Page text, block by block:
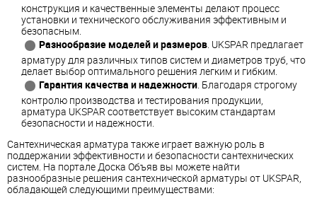
конструкция и качественные элементы делают процесс
установки и технического обслуживания эффективным и
безопасным.
Разнообразие моделей и размеров. UKSPAR предлагает
арматуру для различных типов систем и диаметров труб, что
делает выбор оптимального решения легким и гибким.
Гарантия качества и надежности. Благодаря строгому
контролю производства и тестирования продукции,
арматура UKSPAR соответствует высоким стандартам
безопасности и надежности.
Сантехническая арматура также играет важную роль в
поддержании эффективности и безопасности сантехнических
систем. На портале Доска Объяв вы можете найти
разнообразные решения сантехнической арматуры от UKSPAR,
обладающей следующими преимуществами: